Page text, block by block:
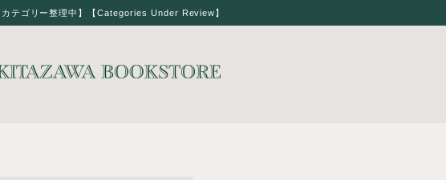
カテゴリー整理中】【Categories Under Review】